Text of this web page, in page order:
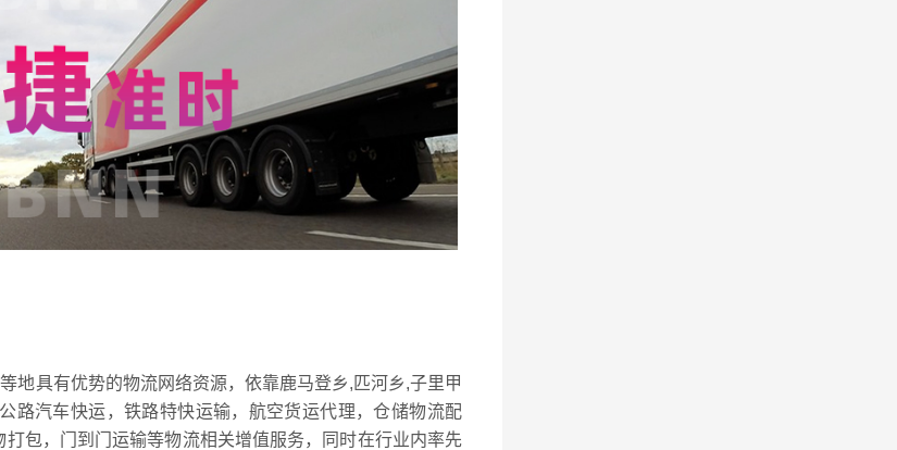
地具有优势的物流网络资源，依靠鹿马登乡,匹河乡,子里甲
路汽车快运，铁路特快运输，航空货运代理，仓储物流配
包，门到门运输等物流相关增值服务，同时在行业内率先